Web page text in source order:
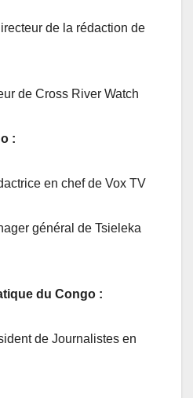
de la rédaction de
de Cross River Watch
:
en chef de Vox TV
général de Tsieleka
du Congo :
de Journalistes en